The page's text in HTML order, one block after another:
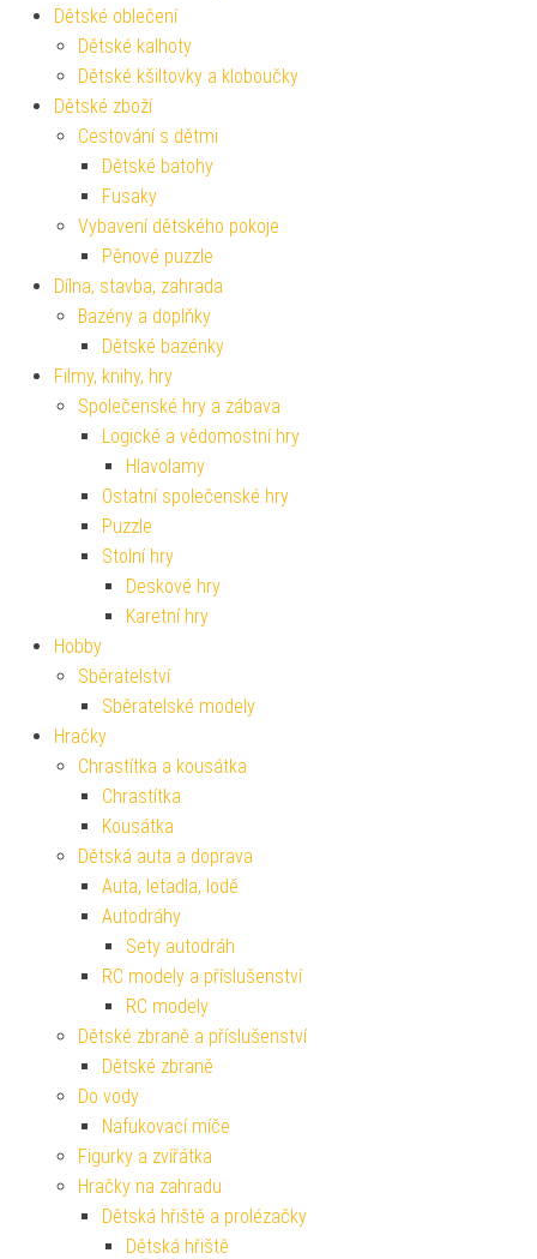
Dětské oblečení
Dětské kalhoty
Dětské kšiltovky a kloboučky
Dětské zboží
Cestování s dětmi
Dětské batohy
Fusaky
Vybavení dětského pokoje
Pěnové puzzle
Dílna, stavba, zahrada
Bazény a doplňky
Dětské bazénky
Filmy, knihy, hry
Společenské hry a zábava
Logické a vědomostní hry
Hlavolamy
Ostatní společenské hry
Puzzle
Stolní hry
Deskové hry
Karetní hry
Hobby
Sběratelství
Sběratelské modely
Hračky
Chrastítka a kousátka
Chrastítka
Kousátka
Dětská auta a doprava
Auta, letadla, lodě
Autodráhy
Sety autodráh
RC modely a příslušenství
RC modely
Dětské zbraně a příslušenství
Dětské zbraně
Do vody
Nafukovací míče
Figurky a zvířátka
Hračky na zahradu
Dětská hřiště a prolézačky
Dětská hřiště